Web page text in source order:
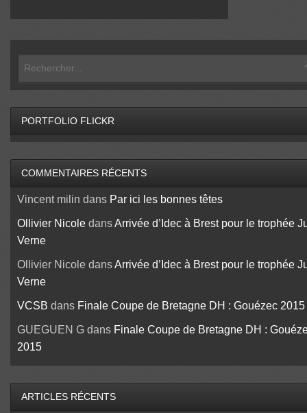
PORTFOLIO FLICKR
COMMENTAIRES RÉCENTS
Vincent milin dans Par ici les bonnes têtes
Ollivier NicoledansArrivée d’Idec à Brest pour le trophée
Verne
Ollivier NicoledansArrivée d’Idec à Brest pour le trophée
Verne
VCSB dans Finale Coupe de Bretagne DH : Gouézec 2015
GUEGUEN Gdans Finale Coupe de Bretagne DH :
2015
ARTICLES RÉCENTS